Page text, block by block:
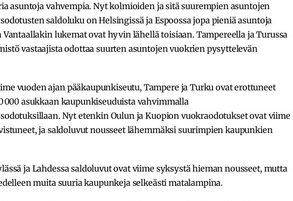
asuntoja vahvempia. Nyt kolmioiden ja sitä suurempien asuntojen
saldoluku on Helsingissä ja Espoossa jopa pieniä asuntoja
Vantaallakin lukemat ovat hyvin lähellä toisiaan. Tampereella ja Turussa
vastaajista odottaa suurten asuntojen vuokrien pysyttelevän
vuoden ajan pääkaupunkiseutu, Tampere ja Turku ovat erottuneet
000 asukkaan kaupunkiseuduista vahvimmalla
Nyt etenkin Oulun ja Kuopion vuokraodotukset ovat viime
ja saldoluvut nousseet lähemmäksi suurimpien kaupunkien
ja Lahdessa saldoluvut ovat viime syksystä hieman nousseet, mutta
muita suuria kaupunkeja selkeästi matalampina.